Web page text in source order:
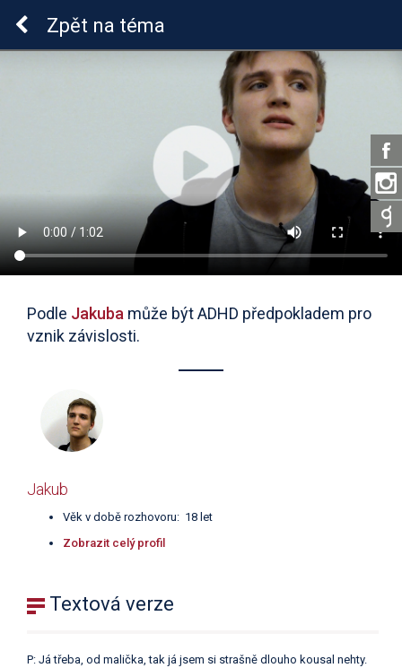
ADHD u dětí
Zpět na téma
Podle Jakuba může být ADHD předpokladem pro
vznik závislosti.
Jakub
Věk v době rozhovoru: 18 let
Zobrazit celý profil
Textová verze
P: Já třeba, od malička, tak já jsem si strašně dlouho kousal nehty.